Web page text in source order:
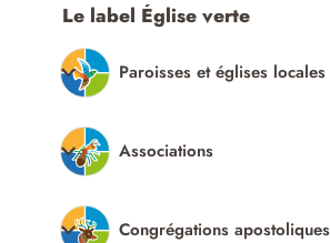
Le label Église verte
Paroisses et églises locales
Associations
Congrégations apostoliques